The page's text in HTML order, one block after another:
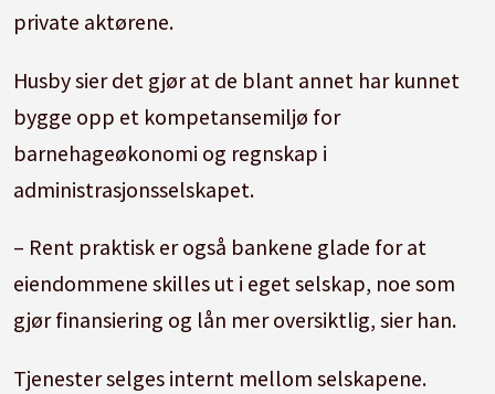
private aktørene.
Husby sier det gjør at de blant annet har kunnet
bygge opp et kompetansemiljø for
barnehageøkonomi og regnskap i
administrasjonsselskapet.
– Rent praktisk er også bankene glade for at
eiendommene skilles ut i eget selskap, noe som
gjør finansiering og lån mer oversiktlig, sier han.
Tjenester selges internt mellom selskapene.